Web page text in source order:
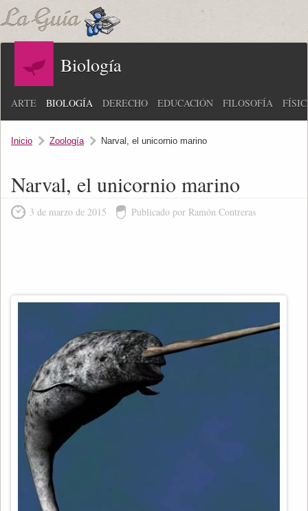
Biología
ARTE BIOLOGÍA DERECHO EDUCACIÓN FILOSOFÍA
Inicio Zoología Narval, el unicornio marino
Narval, el unicornio marino
3 de marzo de 2015 Publicado por Ramón Contreras